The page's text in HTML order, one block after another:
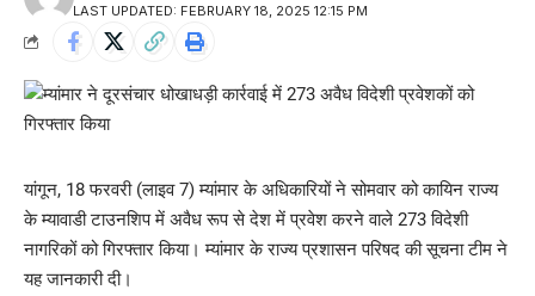
LAST UPDATED: FEBRUARY 18, 2025 12:15 PM
यांगून, 18 फरवरी (लाइव 7) म्यांमार के अधिकारियों ने सोमवार को कायिन राज्य
के म्यावाडी टाउनशिप में अवैध रूप से देश में प्रवेश करने वाले 273 विदेशी
नागरिकों को गिरफ्तार किया। म्यांमार के राज्य प्रशासन परिषद की सूचना टीम ने
यह जानकारी दी।